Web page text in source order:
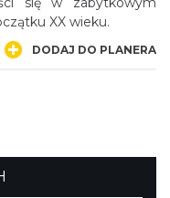
XX wieku.
DODAJ DO PLANERA